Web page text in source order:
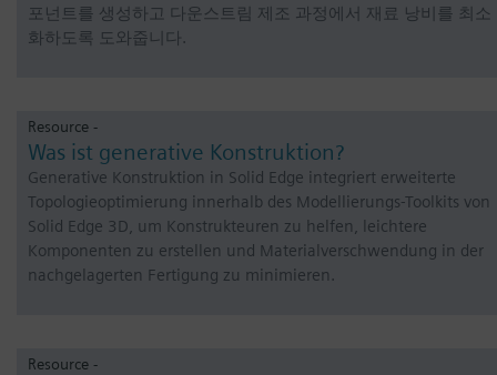
포넌트를 생성하고 다운스트림 제조 과정에서 재료 낭비를 최소
화하도록 도와줍니다.
Resource -
Was ist generative Konstruktion?
Generative Konstruktion in Solid Edge integriert erweiterte
Topologieoptimierung innerhalb des Modellierungs-Toolkits von
Solid Edge 3D, um Konstrukteuren zu helfen, leichtere
Komponenten zu erstellen und Materialverschwendung in der
nachgelagerten Fertigung zu minimieren.
Resource -